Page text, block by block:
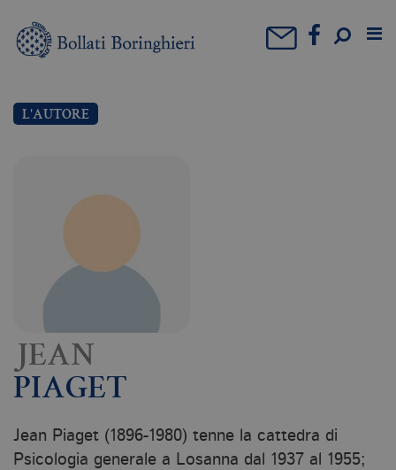
L'AUTORE
JEAN
PIAGET
Jean Piaget (1896-1980) tenne la cattedra di
Psicologia generale a Losanna dal 1937 al 1955;